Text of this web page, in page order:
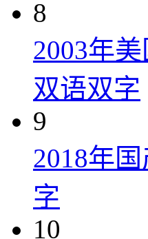
8
2003年
双语双字
9
2018年
字
10